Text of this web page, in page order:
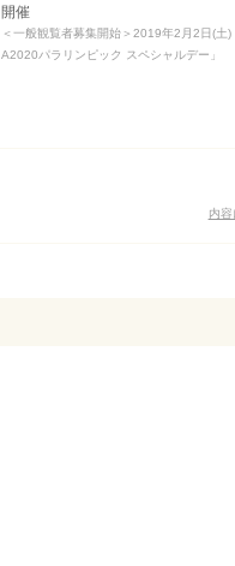
開催
＜一般観覧者募集開始＞2019年2月2日(土
A2020パラリンピック スペシャルデー」
内